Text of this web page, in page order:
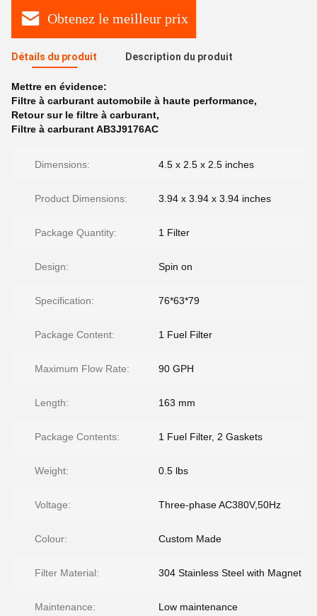
Obtenez le meilleur prix
Détails du produit Description du produit
Mettre en évidence:
Filtre à carburant automobile à haute performance,
Retour sur le filtre à carburant,
Filtre à carburant AB3J9176AC
Dimensions: 4.5 x 2.5 x 2.5 inches
Product Dimensions: 3.94 x 3.94 x 3.94 inches
Package Quantity: 1 Filter
Design: Spin on
Specification: 76*63*79
Package Content: 1 Fuel Filter
Maximum Flow Rate: 90 GPH
Length: 163 mm
Package Contents: 1 Fuel Filter, 2 Gaskets
Weight: 0.5 lbs
Voltage: Three-phase AC380V,50Hz
Colour: Custom Made
Filter Material: 304 Stainless Steel with Magnet
Maintenance: Low maintenance